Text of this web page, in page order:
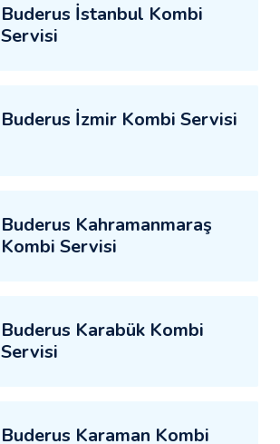
Buderus İstanbul Kombi
Servisi
Buderus İzmir Kombi Servisi
Buderus Kahramanmaraş
Kombi Servisi
Buderus Karabük Kombi
Servisi
Buderus Karaman Kombi